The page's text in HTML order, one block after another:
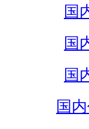
国
国
国
国